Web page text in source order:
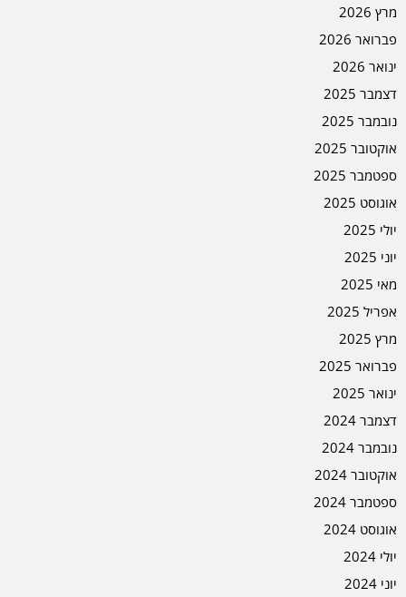
מרץ 2026
פברואר 2026
ינואר 2026
דצמבר 2025
נובמבר 2025
אוקטובר 2025
ספטמבר 2025
אוגוסט 2025
יולי 2025
יוני 2025
מאי 2025
אפריל 2025
מרץ 2025
פברואר 2025
ינואר 2025
דצמבר 2024
נובמבר 2024
אוקטובר 2024
ספטמבר 2024
אוגוסט 2024
יולי 2024
יוני 2024